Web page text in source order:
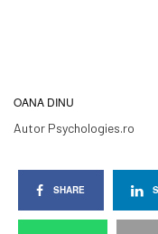
OANA DINU
Autor Psychologies.ro
SHARE